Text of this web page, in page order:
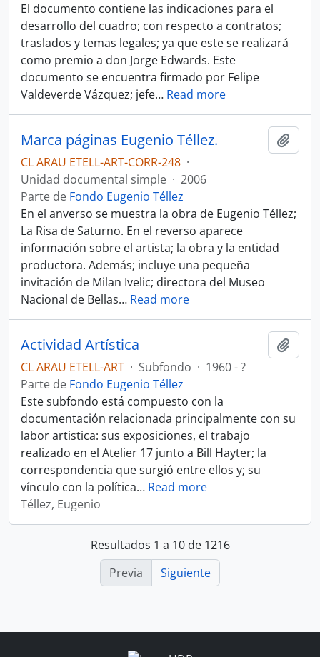
El documento contiene las indicaciones para el
desarrollo del cuadro; con respecto a contratos;
traslados y temas legales; ya que este se realizará
como premio a don Jorge Edwards. Este
documento se encuentra firmado por Felipe
Valdeverde Vázquez; jefe… Read more
Marca páginas Eugenio Téllez.
CL ARAU ETELL-ART-CORR-248 ·
Unidad documental simple · 2006
Parte de Fondo Eugenio Téllez
En el anverso se muestra la obra de Eugenio Téllez;
La Risa de Saturno. En el reverso aparece
información sobre el artista; la obra y la entidad
productora. Además; incluye una pequeña
invitación de Milan Ivelic; directora del Museo
Nacional de Bellas… Read more
Actividad Artística
CL ARAU ETELL-ART · Subfondo · 1960 - ?
Parte de Fondo Eugenio Téllez
Este subfondo está compuesto con la
documentación relacionada principalmente con su
labor artistica: sus exposiciones, el trabajo
realizado en el Atelier 17 junto a Bill Hayter; la
correspondencia que surgió entre ellos y; su
vínculo con la política… Read more
Téllez, Eugenio
Resultados 1 a 10 de 1216
Previa
Siguiente